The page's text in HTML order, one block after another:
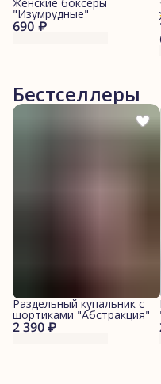
690 ₽
"Изумрудные"
Бестселлеры
2 390 ₽
Раздельный купальник с
шортиками "Абстракция"